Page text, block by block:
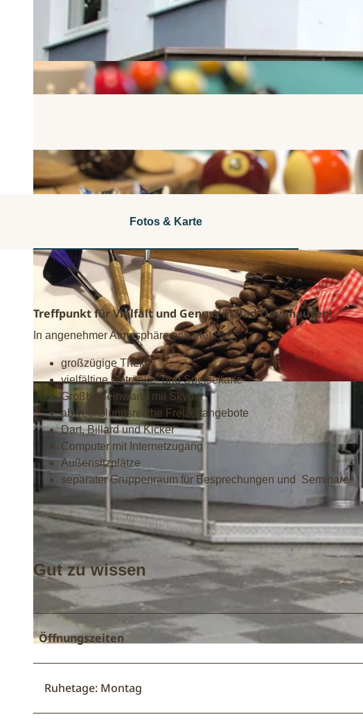
© KIZ Café SoLero | CC-BY-NC-ND
Fotos & Karte
Treffpunkt für Vielfalt und Genuss in Bad Oeynhausen!
In angenehmer Atmosphäre erwartet Sie:
großzügige Theke
vielfältige Getränke- und Speisekarte
Großbildleinwand mit Skybar
abwechslungsreiche Freizeitangebote
Dart, Billard und Kicker
Computer mit Internetzugang
Außensitzplätze
separater Gruppenraum für Besprechungen und Seminare
Gut zu wissen
Öffnungszeiten
Ruhetage: Montag